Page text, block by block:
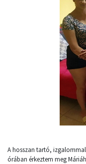
A hosszan tartó,
órában érkeztem meg